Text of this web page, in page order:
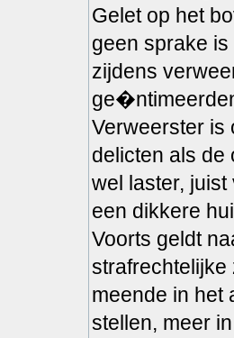
Gelet op het
geen sprake
zijdens
Verweerster is
delicten als de
wel laster,
een dikkere
Voorts geldt
meende in het
stellen, meer